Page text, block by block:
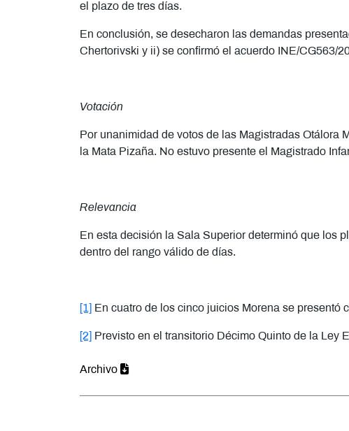
el plazo de tres días.
En conclusión, se desecharon las demandas
Chertorivski y ii) se confirmó el acuerdo INE/CG563/
Votación
Por unanimidad de votos de las Magistradas Otálora
la Mata Pizaña. No estuvo presente el Magistrado
Relevancia
En esta decisión la Sala Superior determinó que los
dentro del rango válido de días.
[1] En cuatro de los cinco juicios Morena se presentó
[2] Previsto en el transitorio Décimo Quinto de la Ley
Archivo